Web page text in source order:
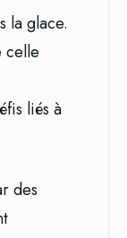
la glace.
celle
liés à
des